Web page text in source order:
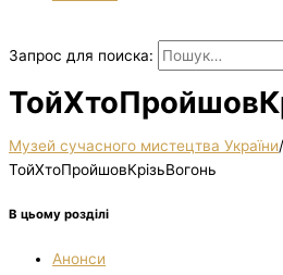
Запрос для поиска:
Музей сучасного мистецтва України/
ТойХтоПройшовКрізьВогонь
В цьому розділі
Анонси